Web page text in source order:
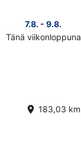
7.8. - 9.8.
Tänä viikonloppuna
183,03